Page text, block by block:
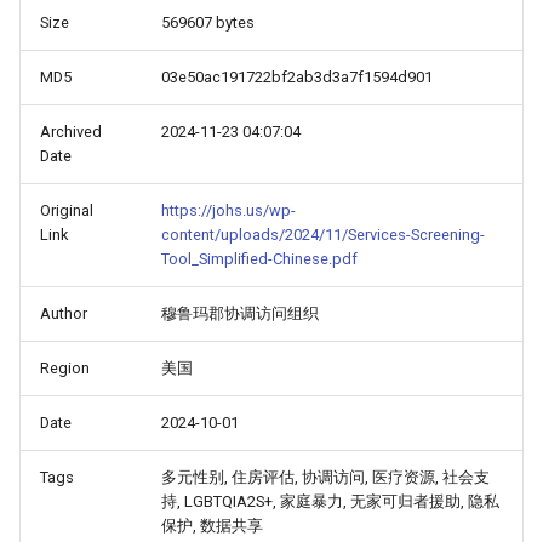
Size 569607 bytes
MD5 03e50ac191722bf2ab3d3a7f1594d901
Archived
Date
2024-11-23 04:07:04
Original
Link
https://johs.us/wp-
content/uploads/2024/11/Services-Screening-
Tool_Simplified-Chinese.pdf
Author 穆鲁玛郡协调访问组织
Region 美国
Date 2024-10-01
Tags
多元性别, 住房评估, 协调访问, 医疗资源, 社会支
持, LGBTQIA2S+, 家庭暴力, 无家可归者援助, 隐私
保护, 数据共享